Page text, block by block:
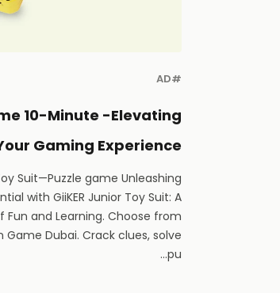
#AD
10-Minute -Elevating
Gaming Experience
Suit—Puzzle game Unleashing
with GiiKER Junior Toy Suit: A
Fun and Learning. Choose from
Game Dubai. Crack clues, solve
pu...